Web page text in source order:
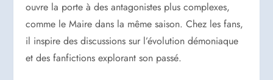
ouvre la porte à des antagonistes plus complexes,
comme le Maire dans la même saison. Chez les fans,
il inspire des discussions sur l’évolution démoniaque
et des fanfictions explorant son passé.